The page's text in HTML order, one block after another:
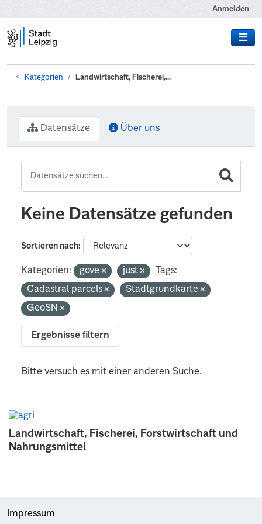
Anmelden
Kategorien Landwirtschaft, Fischerei,...
Landwirtschaft, Fischerei, Forstwirtschaft und
Nahrungsmittel
Datensätze Über uns
Keine Datensätze gefunden
Sortieren nach
Kategorien: gove just
Tags:
Cadastral parcels
Stadtgrundkarte
GeoSN
Ergebnisse filtern
Bitte versuch es mit einer anderen Suche.
Impressum